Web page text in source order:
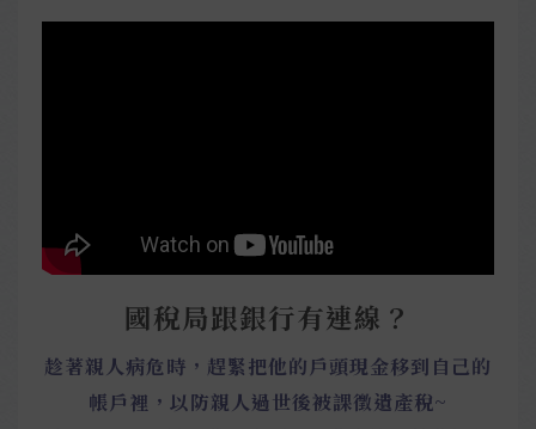
國稅局跟銀行有連線？
趁著親人病危時，趕緊把他的戶頭現金移到自己的
帳戶裡，以防親人過世後被課徵遺產稅~